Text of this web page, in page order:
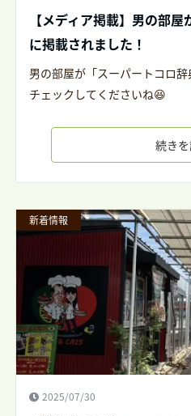
【メディア掲載】男の部屋
に掲載されました！
男の部屋が「スーパートコロ
チェックしてくださいね😆
続き
新着情報
2025/07/30